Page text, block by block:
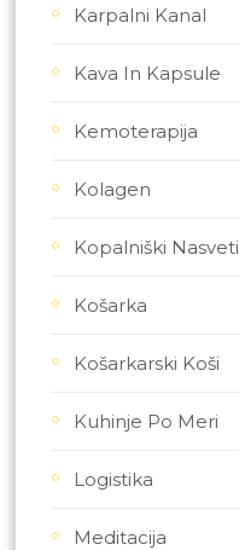
Karpalni Kanal
Kava In Kapsule
Kemoterapija
Kolagen
Kopalniški Nasveti
Košarka
Košarkarski Koši
Kuhinje Po Meri
Logistika
Meditacija